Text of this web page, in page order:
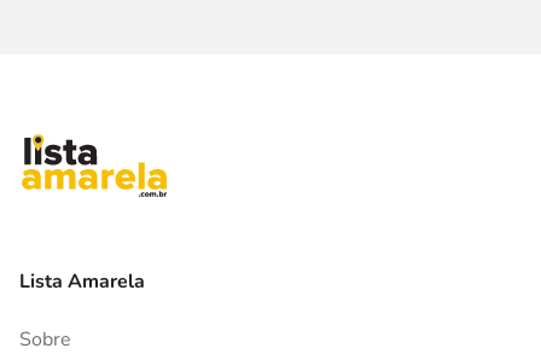
Lista Amarela
Sobre